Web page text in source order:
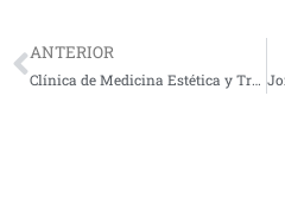
ANTERIOR
Clínica de Medicina Estética y Tratamientos Estéticos en Getafe Sector 3